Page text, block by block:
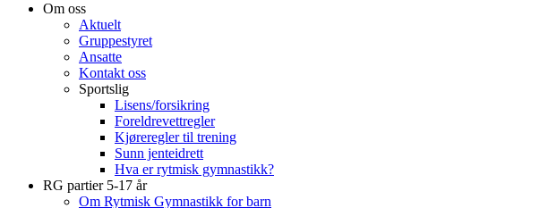
Om oss
Aktuelt
Gruppestyret
Ansatte
Kontakt oss
Sportslig
Lisens/forsikring
Foreldrevettregler
Kjøreregler til trening
Sunn jenteidrett
Hva er rytmisk gymnastikk?
RG partier 5-17 år
Om Rytmisk Gymnastikk for barn